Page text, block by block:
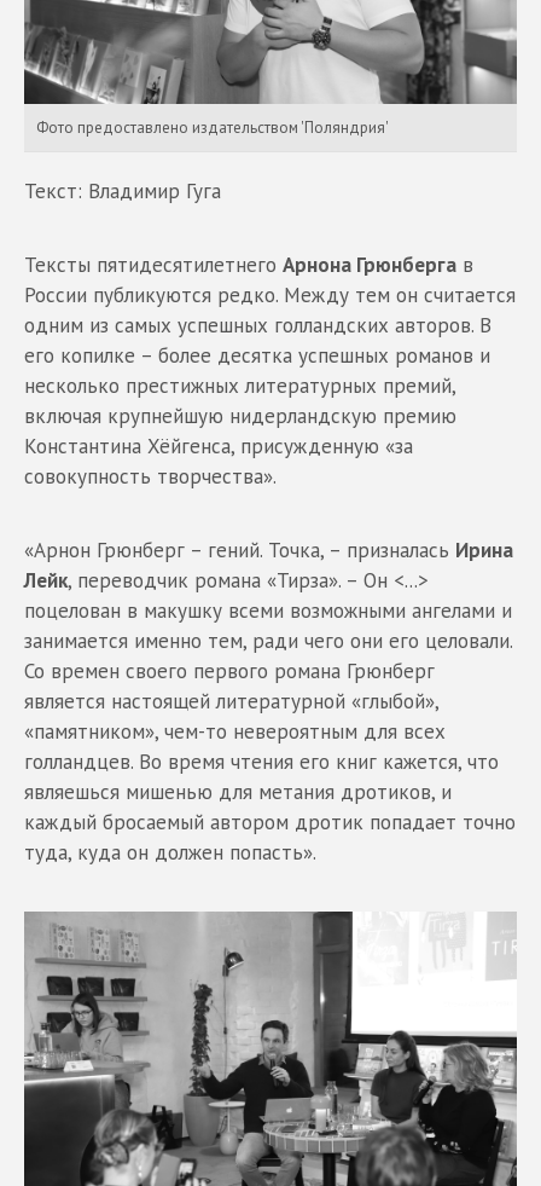
Фото предоставлено издательством 'Поляндрия'
Текст: Владимир Гуга
Тексты пятидесятилетнего Арнона Грюнберга в
России публикуются редко. Между тем он считается
одним из самых успешных голландских авторов. В
его копилке – более десятка успешных романов и
несколько престижных литературных премий,
включая крупнейшую нидерландскую премию
Константина Хёйгенса, присужденную «за
совокупность творчества».
«Арнон Грюнберг – гений. Точка, – призналась Ирина
Лейк, переводчик романа «Тирза». – Он <...>
поцелован в макушку всеми возможными ангелами и
занимается именно тем, ради чего они его целовали.
Со времен своего первого романа Грюнберг
является настоящей литературной «глыбой»,
«памятником», чем-то невероятным для всех
голландцев. Во время чтения его книг кажется, что
являешься мишенью для метания дротиков, и
каждый бросаемый автором дротик попадает точно
туда, куда он должен попасть».